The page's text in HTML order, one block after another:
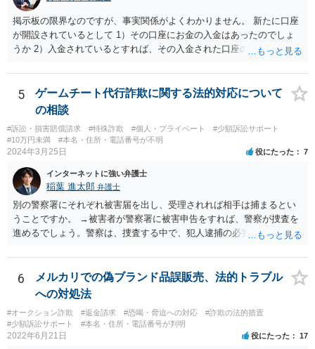
掲示板の限界なのですが、事実関係がよくわかりません。 新たに口座
が開設されているとして 1）その口座にお金の入金はあったのでしょ
うか 2）入金されているとすれば、その入金された口座の資金は引き
がポイントですよね。口座を悪用する人は、「その口座に入ったお金
を手に入れる」ことが目的ですから、あなたがキャッシュカードを持
っている場合には、キャッシュカードで引き出すことはあなたしかで
きませんから、できるとすれば、ネット上あるいはアプリ上で第三者
に送金することくらいだと思います。あなたの名義の口座であるか
ら、お金の動きくらいは調べることが可能であると思います。 その上
ばいいだけの話だと思いますし、残っていないのであれば、第三者に
送金をされたか、引き出されたどちらかだと思います。第三者に送金
をされてしまっているのであれば、その資金を送金先に返金を求める
などの措置を講じる必要があるのではないでしょうか。
5
ゲームチート代行詐欺に関する法的対応について
の相談
#訴訟・損害賠償請求 #特殊詐欺 #個人・プライベート
#少額訴訟サポート
#10万円未満
#本名・住所・電話番号が不明
2024年3月25日 役にたった 7
インターネットに強い弁護士
稲葉 進太郎 弁護士
別の警察署にそれぞれ被害届を出し、受理されれば相手は捕まるとい
うことですか。 →被害者が警察署に被害申告をすれば、警察が捜査を
進めるでしょう。警察は、捜査する中で、犯人逮捕の必要と理由があ
進行するでしょう。捜査の結果、検察官において起訴の必要があると
判断されれば、起訴されて公判となり、裁判官において有罪と判断さ
れれば有罪判決となるでしょう。捜査の結果、検察官において起訴の
必要があると判断されなければ、不起訴処分となり終了するでしょ
う。
6
メルカリでの偽ブランド品誤販売、法的トラブル
への対処法
#オークション詐欺 #返金請求 #恐喝・脅迫への対応
#詐欺の法的措置
#少額訴訟サポート
#本名・住所・電話番号が判明
2022年6月21日 役にたった 17